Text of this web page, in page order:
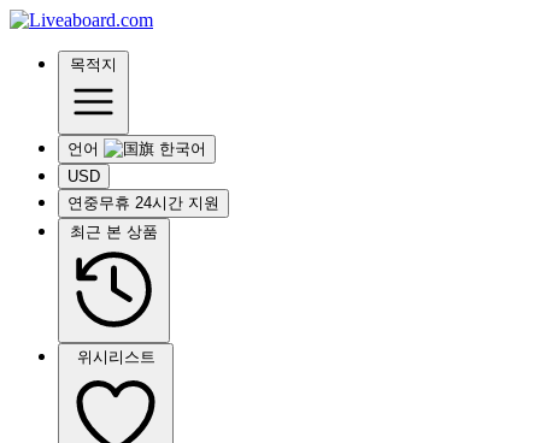
목적지
언어
USD
연중무휴 24시간 지원
최근 본 상품
위시리스트